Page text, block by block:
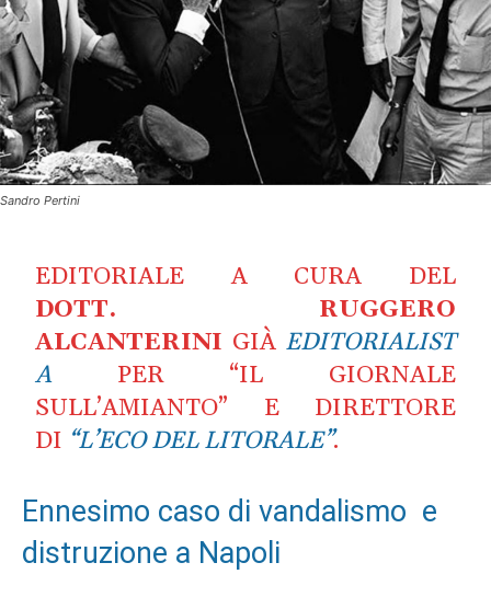
Sandro Pertini
EDITORIALE A CURA DEL
DOTT. RUGGERO
ALCANTERINI GIÀ EDITORIALIST
A
PER “IL GIORNALE
SULL’AMIANTO” E DIRETTORE
DI “L’ECO DEL LITORALE”.
Ennesimo caso di vandalismo e
distruzione a Napoli